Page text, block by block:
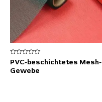
Bewertet
mit
0
PVC-beschichtetes Mesh-
Gewebe